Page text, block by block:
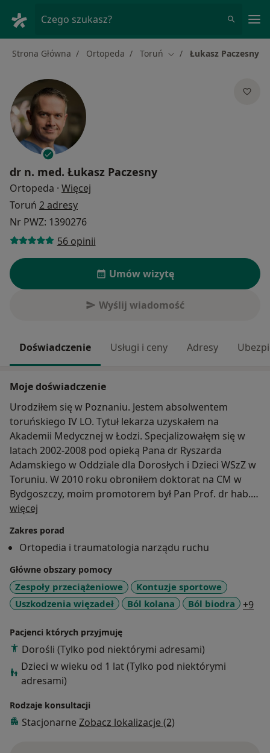
Czego szukasz?
Strona Główna Ortopeda Toruń Zmień miasto
Łukasz Paczesny
dr n. med. Łukasz Paczesny
Ortopeda · Więcej
Toruń 2 adresy
Nr PWZ: 1390276
56 opinii
Umów wizytę
Wyślij wiadomość
Doświadczenie Usługi i ceny Adresy
Moje doświadczenie
Urodziłem się w Poznaniu. Jestem absolwentem
toruńskiego IV LO. Tytuł lekarza uzyskałem na
Akademii Medycznej w Łodzi. Specjalizowałęm się w
latach 2002-2008 pod opieką Pana dr Ryszarda
Adamskiego w Oddziale dla Dorosłych i Dzieci WSzZ w
Toruniu. W 2010 roku obroniłem doktorat na CM w
Bydgoszczy, moim promotorem był Pan Prof. dr hab.
Jacek Kruczyński. W latach 2012-2023 stworzyłem i
prywatny ośrodek oferujący kompleksowe leczenie
ortopedyczno-fizjoterapeutyczne. Po zmianie
właściciela Lecznic Citomed, w okresie 2023-2024,
pełniłem funkcję Dyrektora Szpitala LUX MED w
Toruniu.
Specjalizuję się w artroskopii barku, biodra, kolana i
leczenie urazów i schorzeń przeciążeniowych u
sportowców. Posiadam bardzo duże doświadczenie w
diagnostyce i leczeniu urazów sportowych i schorzeń
przeciążeniowych u osób aktywnych. Specjalizuję się w
stawu skokowego.
Regularnie uczestniczę w międzynarodowych
więcej
Zakres porad
Ortopedia i traumatologia narządu ruchu
Główne obszary pomocy
Zespoły przeciążeniowe
Kontuzje sportowe
Uszkodzenia więzadeł
Ból kolana Ból biodra +9
Pacjenci których przyjmuję
Dorośli (Tylko pod niektórymi adresami)
Dzieci w wieku od 1 lat (Tylko pod niektórymi
adresami)
Rodzaje konsultacji
Stacjonarne Zobacz lokalizacje (2)